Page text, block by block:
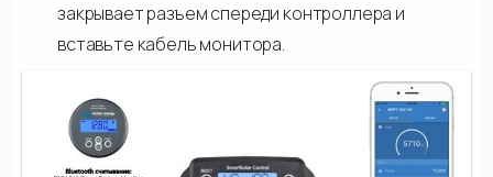
закрывает разъем спереди контроллера и
вставьте кабель монитора.